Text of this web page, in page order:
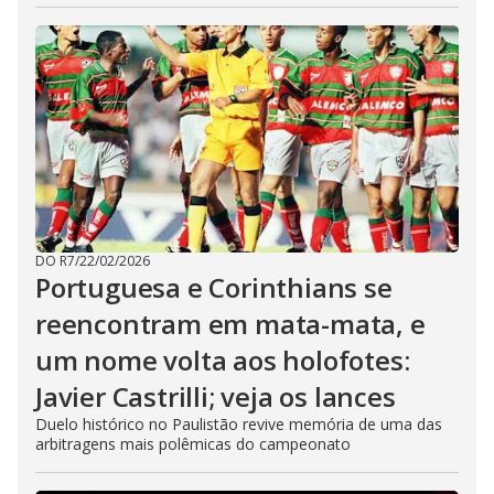
DO R7/22/02/2026
Portuguesa e Corinthians se
reencontram em mata-mata, e
um nome volta aos holofotes:
Javier Castrilli; veja os lances
Duelo histórico no Paulistão revive memória de uma das
arbitragens mais polêmicas do campeonato